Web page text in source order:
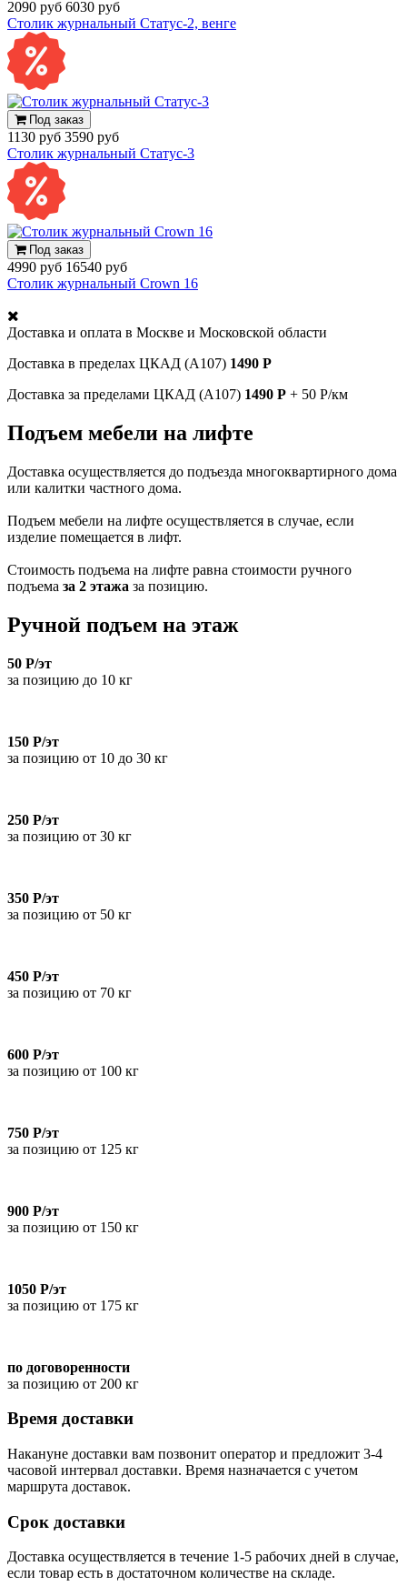
2090 руб 6030 руб
Столик журнальный Статус-2, венге
Под заказ
1130 руб 3590 руб
Столик журнальный Статус-3
Под заказ
4990 руб 16540 руб
Столик журнальный Crown 16
Доставка и оплата в Москве и Московской области
Доставка в пределах ЦКАД (А107) 1490 Р
Доставка за пределами ЦКАД (А107) 1490 Р + 50 Р/км
Подъем мебели на лифте
Доставка осуществляется до подъезда многоквартирного дома
или калитки частного дома.
Подъем мебели на лифте осуществляется в случае, если
изделие помещается в лифт.
Стоимость подъема на лифте равна стоимости ручного
подъема за 2 этажа за позицию.
Ручной подъем на этаж
50 Р/эт
за позицию до 10 кг
150 Р/эт
за позицию от 10 до 30 кг
250 Р/эт
за позицию от 30 кг
350 Р/эт
за позицию от 50 кг
450 Р/эт
за позицию от 70 кг
600 Р/эт
за позицию от 100 кг
750 Р/эт
за позицию от 125 кг
900 Р/эт
за позицию от 150 кг
1050 Р/эт
за позицию от 175 кг
по договоренности
за позицию от 200 кг
Время доставки
Накануне доставки вам позвонит оператор и предложит 3-4
часовой интервал доставки. Время назначается с учетом
маршрута доставок.
Срок доставки
Доставка осуществляется в течение 1-5 рабочих дней в случае,
если товар есть в достаточном количестве на складе.